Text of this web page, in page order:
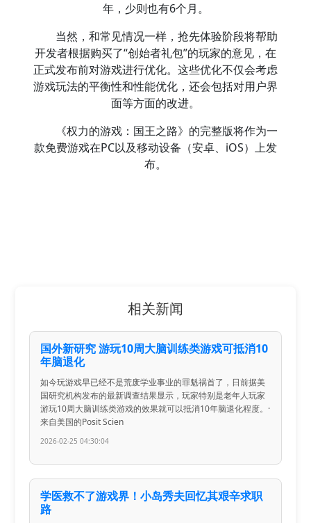
年，少则也有6个月。
当然，和常见情况一样，抢先体验阶段将帮助
开发者根据购买了“创始者礼包”的玩家的意见，在
正式发布前对游戏进行优化。这些优化不仅会考虑
游戏玩法的平衡性和性能优化，还会包括对用户界
面等方面的改进。
《权力的游戏：国王之路》的完整版将作为一
款免费游戏在PC以及移动设备（安卓、iOS）上发
布。
相关新闻
国外新研究 游玩10周大脑训练类游戏可抵消10
年脑退化
如今玩游戏早已经不是荒废学业事业的罪魁祸首了，日前据美
国研究机构发布的最新调查结果显示，玩家特别是老年人玩家
游玩10周大脑训练类游戏的效果就可以抵消10年脑退化程度。·
来自美国的Posit Scien
2026-02-25 04:30:04
学医救不了游戏界！小岛秀夫回忆其艰辛求职
路